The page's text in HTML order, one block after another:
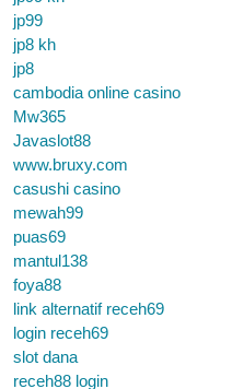
jp99
jp8 kh
jp8
cambodia online casino
Mw365
Javaslot88
www.bruxy.com
casushi casino
mewah99
puas69
mantul138
foya88
link alternatif receh69
login receh69
slot dana
receh88 login